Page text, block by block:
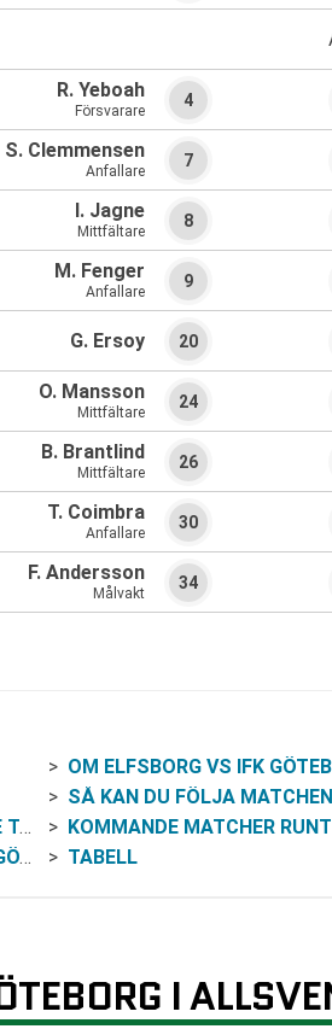
R. Yeboah
Försvarare
4
S. Clemmensen
Anfallare
7
I. Jagne
Mittfältare
8
M. Fenger
Anfallare
9
G. Ersoy 20
O. Mansson
Mittfältare
24
B. Brantlind
Mittfältare
26
T. Coimbra
Anfallare
30
F. Andersson
Målvakt
34
OM ELFSBORG VS IFK
SÅ KAN DU FÖLJA MATCHEN
KOMMANDE MATCHER
TABELL
I